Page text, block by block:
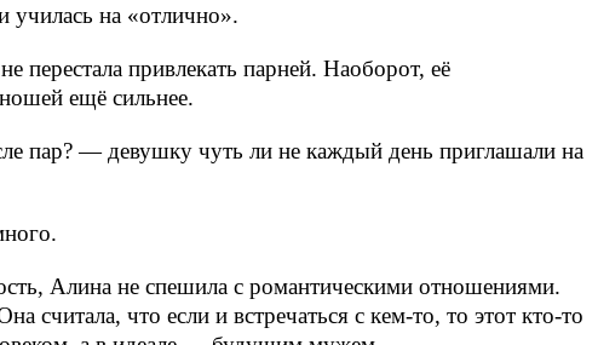
училась на «отлично».
перестала привлекать парней. Наоборот, её
ещё сильнее.
пар? — девушку чуть ли не каждый день приглашали на
Алина не спешила с романтическими отношениями.
считала, что если и встречаться с кем-то, то этот кто-то